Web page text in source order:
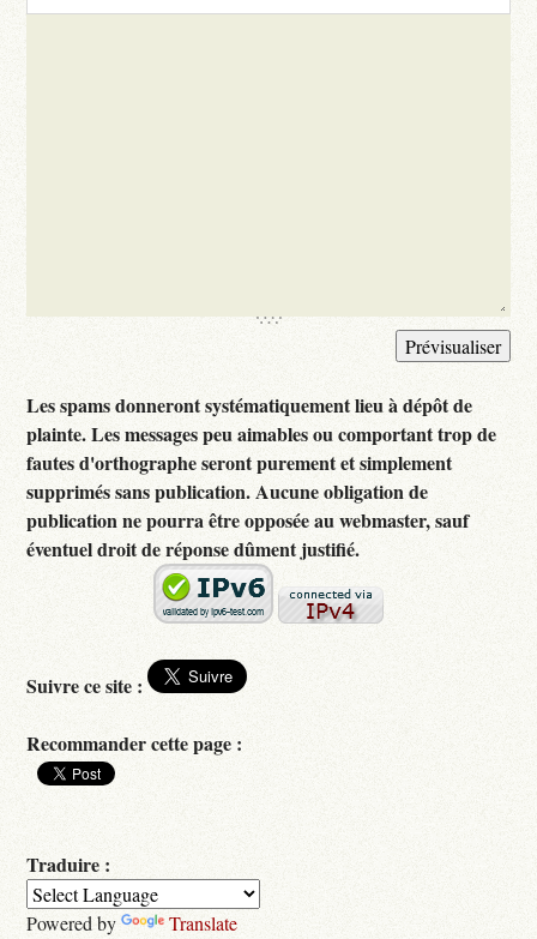
Les spams donneront systématiquement lieu à dépôt de
plainte. Les messages peu aimables ou comportant trop de
fautes d'orthographe seront purement et simplement
supprimés sans publication. Aucune obligation de
publication ne pourra être opposée au webmaster, sauf
éventuel droit de réponse dûment justifié.
Suivre ce site :
Recommander cette page :
Traduire :
Powered by Translate